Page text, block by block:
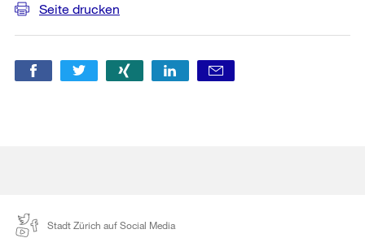
Informationen
Seite drucken
Stadt Zürich auf Social Media